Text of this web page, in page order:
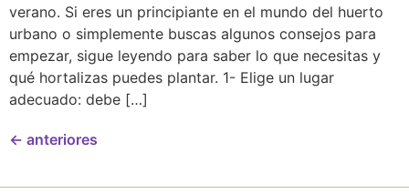
verano. Si eres un principiante en el mundo del huerto
urbano o simplemente buscas algunos consejos para
empezar, sigue leyendo para saber lo que necesitas y
qué hortalizas puedes plantar. 1- Elige un lugar
adecuado: debe […]
← anteriores